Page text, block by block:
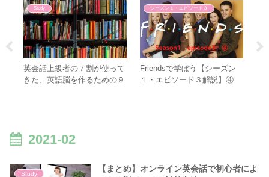
Study
英会話上級者の７割が使って
きた、英語脳を作るための９
シーズン１・エピソード３
Friendsで学ぼう【シーズン
１・エピソード３解説】④
2021-02
Study
【まとめ】オンライン英会話で初心者によ